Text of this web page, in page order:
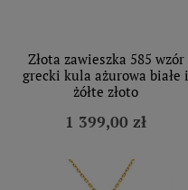
Złota zawieszka 585 wzór
grecki kula ażurowa białe i
żółte złoto
1 399,00 zł